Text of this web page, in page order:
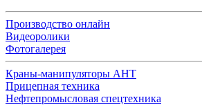
Производство онлайн
Видеоролики
Фотогалерея
Краны-манипуляторы АНТ
Прицепная техника
Нефтепромысловая спецтехника